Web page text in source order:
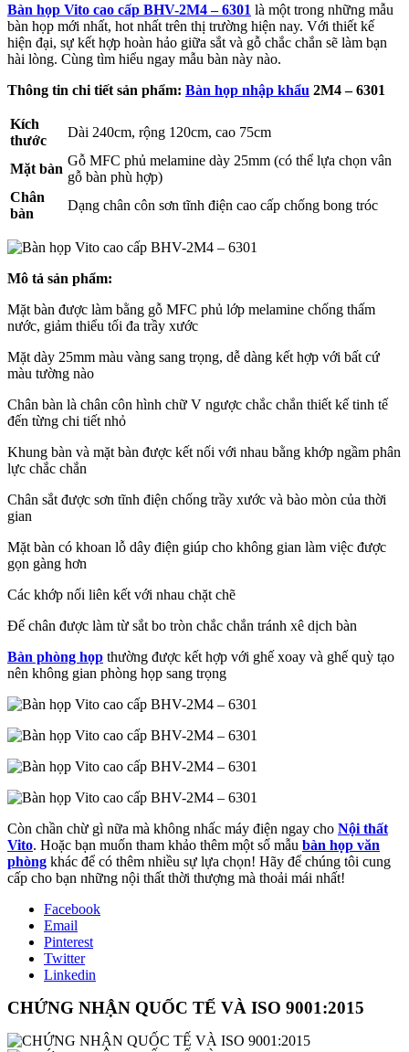
Bàn họp Vito cao cấp BHV-2M4 – 6301 là một trong những mẫu
bàn họp mới nhất, hot nhất trên thị trường hiện nay. Với thiết kế
hiện đại, sự kết hợp hoàn hảo giữa sắt và gỗ chắc chắn sẽ làm bạn
hài lòng. Cùng tìm hiểu ngay mẫu bàn này nào.
Thông tin chi tiết sản phẩm: Bàn họp nhập khẩu 2M4 – 6301
Kích
thước
Dài 240cm, rộng 120cm, cao 75cm
Mặt bàn
Gỗ MFC phủ melamine dày 25mm (có thể lựa chọn vân
gỗ bàn phù hợp)
Chân
bàn
Dạng chân côn sơn tĩnh điện cao cấp chống bong tróc
Mô tả sản phẩm:
Mặt bàn được làm bằng gỗ MFC phủ lớp melamine chống thấm
nước, giảm thiểu tối đa trầy xước
Mặt dày 25mm màu vàng sang trọng, dễ dàng kết hợp với bất cứ
màu tường nào
Chân bàn là chân côn hình chữ V ngược chắc chắn thiết kế tinh tế
đến từng chi tiết nhỏ
Khung bàn và mặt bàn được kết nối với nhau bằng khớp ngầm phân
lực chắc chắn
Chân sắt được sơn tĩnh điện chống trầy xước và bào mòn của thời
gian
Mặt bàn có khoan lỗ dây điện giúp cho không gian làm việc được
gọn gàng hơn
Các khớp nối liên kết với nhau chặt chẽ
Đế chân được làm từ sắt bo tròn chắc chắn tránh xê dịch bàn
Bàn phòng họp thường được kết hợp với ghế xoay và ghế quỳ tạo
nên không gian phòng họp sang trọng
Còn chần chừ gì nữa mà không nhấc máy điện ngay cho Nội thất
Vito. Hoặc bạn muốn tham khảo thêm một số mẫu bàn họp văn
phòng khác để có thêm nhiều sự lựa chọn! Hãy để chúng tôi cung
cấp cho bạn những nội thất thời thượng mà thoải mái nhất!
Facebook
Email
Pinterest
Twitter
Linkedin
CHỨNG NHẬN QUỐC TẾ VÀ ISO 9001:2015